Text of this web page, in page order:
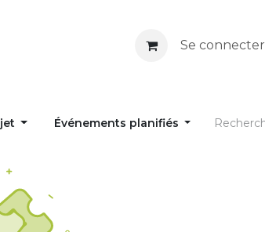
Se connecter
Événements planifiés